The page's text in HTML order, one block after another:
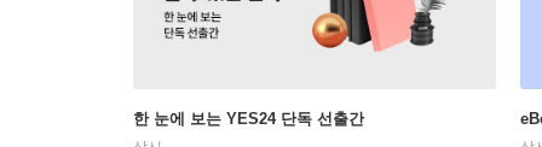
한 눈에 보는 YES24 단독 선출간